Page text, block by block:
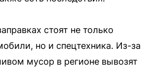
стоят не только
но и спецтехника. Из-за
мусор в регионе вывозят